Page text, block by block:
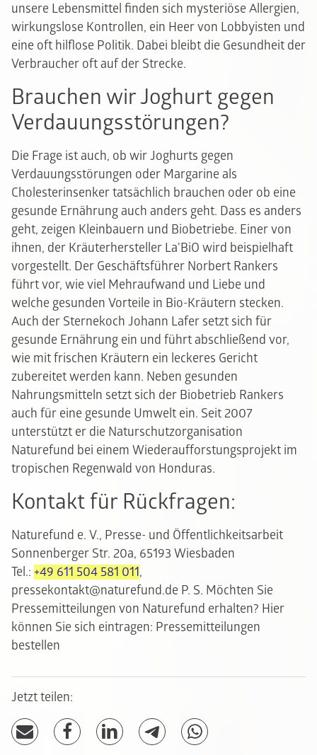
unsere Lebensmittel finden sich mysteriöse Allergien,
wirkungslose Kontrollen, ein Heer von Lobbyisten und
eine oft hilflose Politik. Dabei bleibt die Gesundheit der
Verbraucher oft auf der Strecke.
Brauchen wir Joghurt gegen
Verdauungsstörungen?
Die Frage ist auch, ob wir Joghurts gegen
Verdauungsstörungen oder Margarine als
Cholesterinsenker tatsächlich brauchen oder ob eine
gesunde Ernährung auch anders geht. Dass es anders
geht, zeigen Kleinbauern und Biobetriebe. Einer von
ihnen, der Kräuterhersteller La'BiO wird beispielhaft
vorgestellt. Der Geschäftsführer Norbert Rankers
führt vor, wie viel Mehraufwand und Liebe und
welche gesunden Vorteile in Bio-Kräutern stecken.
Auch der Sternekoch Johann Lafer setzt sich für
gesunde Ernährung ein und führt abschließend vor,
wie mit frischen Kräutern ein leckeres Gericht
zubereitet werden kann. Neben gesunden
Nahrungsmitteln setzt sich der Biobetrieb Rankers
auch für eine gesunde Umwelt ein. Seit 2007
unterstützt er die Naturschutzorganisation
Naturefund bei einem Wiederaufforstungsprojekt im
tropischen Regenwald von Honduras.
Kontakt für Rückfragen:
Naturefund e. V., Presse- und Öffentlichkeitsarbeit
Sonnenberger Str. 20a, 65193 Wiesbaden
Tel.: +49 611 504 581 011,
pressekontakt@naturefund.de P. S. Möchten Sie
Pressemitteilungen von Naturefund erhalten? Hier
können Sie sich eintragen: Pressemitteilungen
bestellen
Jetzt teilen: